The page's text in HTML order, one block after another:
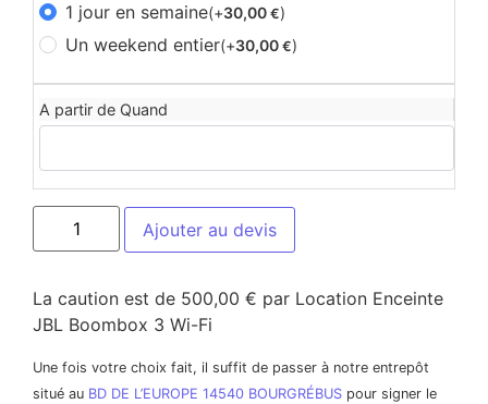
1 jour en semaine(+30,00 €)
Un weekend entier(+30,00 €)
A partir de Quand
Ajouter au devis
La caution est de 500,00 € par Location Enceinte
JBL Boombox 3 Wi-Fi
Une fois votre choix fait, il suffit de passer à notre entrepôt
situé au BD DE L’EUROPE 14540 BOURGRÉBUS pour signer le